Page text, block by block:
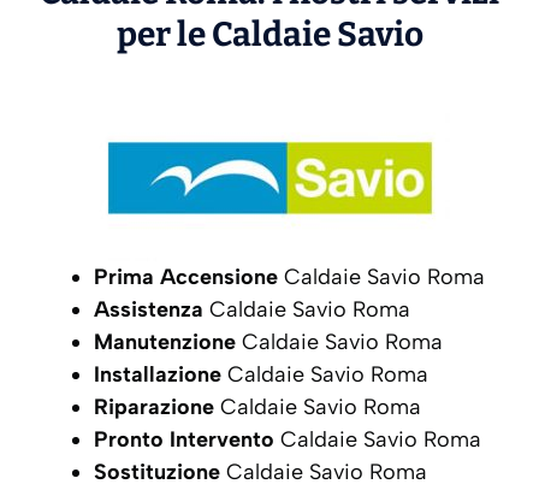
per le CaldaieSavio
Prima Accensione Caldaie Savio Roma
Assistenza Caldaie Savio Roma
Manutenzione Caldaie Savio Roma
Installazione Caldaie Savio Roma
Riparazione Caldaie Savio Roma
Pronto Intervento Caldaie Savio Roma
Sostituzione Caldaie Savio Roma